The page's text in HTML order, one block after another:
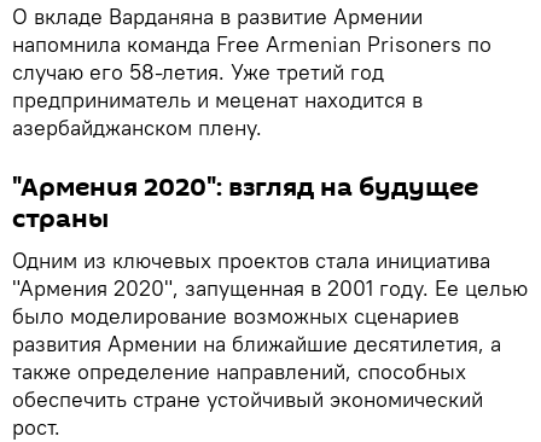
О вкладе Варданяна в развитие Армении
напомнила команда Free Armenian Prisoners по
случаю его 58-летия. Уже третий год
предприниматель и меценат находится в
азербайджанском плену.
"Армения 2020": взгляд на будущее
страны
Одним из ключевых проектов стала инициатива
"Армения 2020", запущенная в 2001 году. Ее целью
было моделирование возможных сценариев
развития Армении на ближайшие десятилетия, а
также определение направлений, способных
обеспечить стране устойчивый экономический
рост.